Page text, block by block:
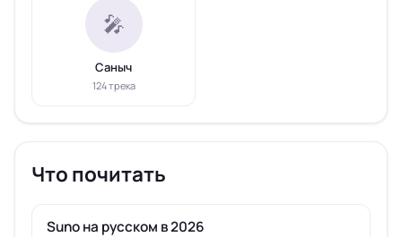
🎤
Саныч
124 трека
Что почитать
Suno на русском в 2026